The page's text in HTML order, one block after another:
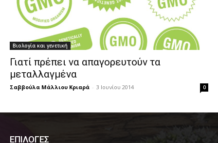
Βιολογία και γενετική
Γιατί πρέπει να απαγορευτούν τα
μεταλλαγμένα
Σαββούλα Μάλλιου Κριαρά - 3 Ιουνίου 2014 0
ΕΠΙΛΟΓΕΣ